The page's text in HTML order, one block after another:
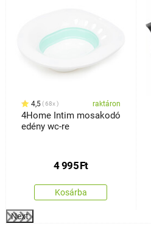
4,5 68x raktáron
4Home Intim mosakodó
edény wc-re
4 995Ft
Kosárba
Next